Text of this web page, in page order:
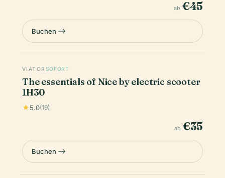
ab €45
Buchen
VIATOR SOFORT
The essentials of Nice by electric scooter
1H30
5.0(19)
ab €35
Buchen